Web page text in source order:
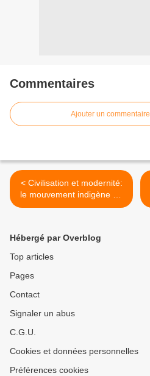
Commentaires
Ajouter un commentaire
< Civilisation et modernité:
le mouvement indigène en
Amérique Latine
Hébergé par Overblog
Top articles
Pages
Contact
Signaler un abus
C.G.U.
Cookies et données personnelles
Préférences cookies